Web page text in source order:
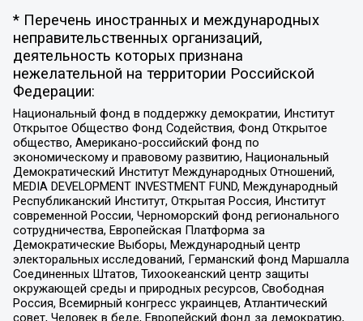
* Перечень иностранных и международных
неправительственных организаций,
деятельность которых признана
нежелательной на территории Российской
Федерации:
Национальный фонд в поддержку демократии, Институт
Открытое Общество Фонд Содействия, Фонд Открытое
общество, Американо-российский фонд по
экономическому и правовому развитию, Национальный
Демократический Институт Международных Отношений,
MEDIA DEVELOPMENT INVESTMENT FUND, Международный
Республиканский Институт, Открытая Россия, Институт
современной России, Черноморский фонд регионального
сотрудничества, Европейская Платформа за
Демократические Выборы, Международный центр
электоральных исследований, Германский фонд Маршалла
Соединенных Штатов, Тихоокеанский центр защиты
окружающей среды и природных ресурсов, Свободная
Россия, Всемирный конгресс украинцев, Атлантический
совет, Человек в беде, Европейский фонд за демократию,